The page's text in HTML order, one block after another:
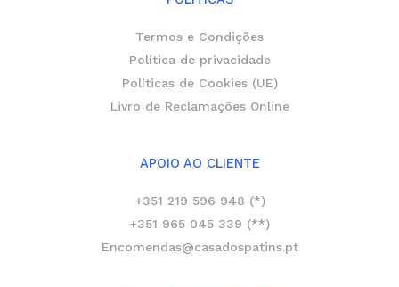
Termos e Condições
Política de privacidade
Políticas de Cookies (UE)
Livro de Reclamações Online
APOIO AO CLIENTE
+351 219 596 948 (*)
+351 965 045 339 (**)
Encomendas@casadospatins.pt